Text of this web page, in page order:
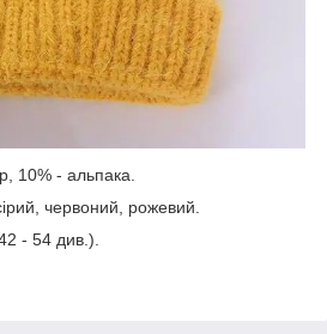
10% - альпака.
червоний, рожевий.
- 54 див.).